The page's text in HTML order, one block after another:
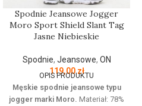
Spodnie Jeansowe Jogger
Moro Sport Shield Slant Tag
Jasne Niebieskie
Spodnie, Jeansowe, ON
119,00zł
OPIS PRODUKTU
Męskie spodnie jeansowe typu
jogger marki Moro. Materiał: 78%